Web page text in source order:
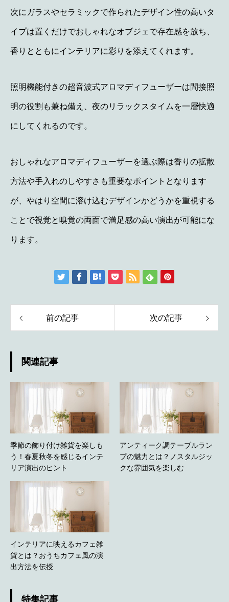
次にガラスやセラミックで作られたデザイン性の高いタ
イプは置くだけでおしゃれなオブジェで存在感を放ち、
香りとともにインテリアに彩りを添えてくれます。
照明機能付きの超音波式アロマディフューザーは間接照
明の役割も兼ね備え、夜のリラックスタイムを一層快適
にしてくれるのです。
おしゃれなアロマディフューザーを選ぶ際は香りの拡散
方法や手入れのしやすさも重要なポイントとなります
が、やはり空間に溶け込むデザインかどうかを重視する
ことで視覚と嗅覚の両面で満足感の高い演出が可能にな
ります。
前の記事 次の記事
関連記事
季節の飾り付け雑貨を楽しも
う！春夏秋冬を感じるインテ
リア演出のヒント
アンティーク調テーブルラン
プの魅力とは？ノスタルジッ
クな雰囲気を楽しむ
インテリアに映えるカフェ雑
貨とは？おうちカフェ風の演
出方法を伝授
特集記事